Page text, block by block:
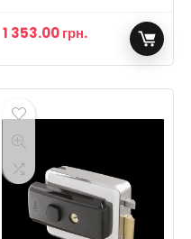
1 353.00грн.